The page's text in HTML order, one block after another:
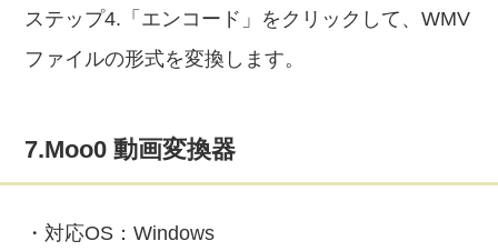
ステップ4.「エンコード」をクリックして、WMV
ファイルの形式を変換します。
7.Moo0 動画変換器
・対応OS：Windows